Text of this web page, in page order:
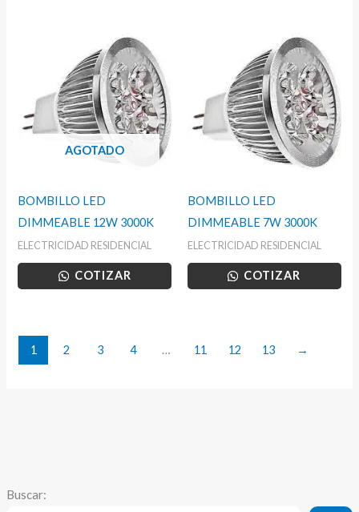
Buscar:
AGOTADO
BOMBILLO LED
DIMMEABLE 12W 3000K
ELECTRICIDAD RESIDENCIAL
COTIZAR
BOMBILLO LED
DIMMEABLE 7W 3000K
ELECTRICIDAD RESIDENCIAL
COTIZAR
1 2 3 4 … 11 12 13 →